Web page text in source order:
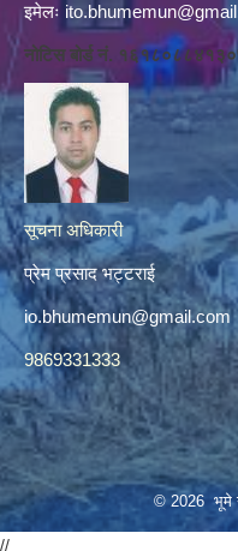
इमेलः
नोटिस बोर्ड नं.
सूचना अधिकारी
प्रेम प्रसाद भट्टराई
io.bhumemun@gmail.com
9869331333
© 2026 भूमे
//